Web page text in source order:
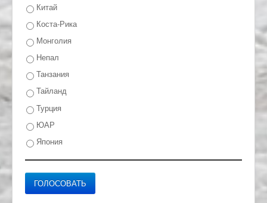
Китай
Коста-Рика
Монголия
Непал
Танзания
Тайланд
Турция
ЮАР
Япония